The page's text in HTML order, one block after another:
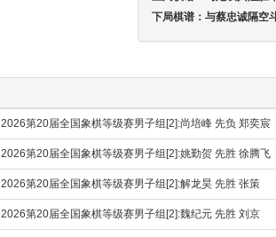
下局棋谱： 与蔡忠诚隔空
2026第20届全国象棋等级赛男子组[2]:尚培峰 先负 郑奕宸
2026第20届全国象棋等级赛男子组[2]:姚勤贺 先胜 徐腾飞
2026第20届全国象棋等级赛男子组[2]:解龙昊 先胜 张策
2026第20届全国象棋等级赛男子组[2]:魏纪元 先胜 刘京